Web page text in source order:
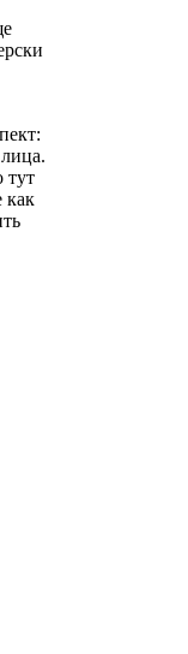
тут
как